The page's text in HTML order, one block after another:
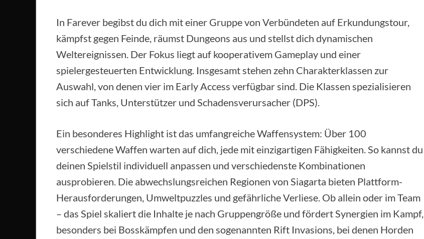
In Farever begibst du dich mit einer Gruppe von Verbündeten auf Erkundungstour,
kämpfst gegen Feinde, räumst Dungeons aus und stellst dich dynamischen
Weltereignissen. Der Fokus liegt auf kooperativem Gameplay und einer
spielergesteuerten Entwicklung. Insgesamt stehen zehn Charakterklassen zur
Auswahl, von denen vier im Early Access verfügbar sind. Die Klassen spezialisieren
sich auf Tanks, Unterstützer und Schadensverursacher (DPS).
Ein besonderes Highlight ist das umfangreiche Waffensystem: Über 100
verschiedene Waffen warten auf dich, jede mit einzigartigen Fähigkeiten. So kannst du
deinen Spielstil individuell anpassen und verschiedenste Kombinationen
ausprobieren. Die abwechslungsreichen Regionen von Siagarta bieten Plattform-
Herausforderungen, Umweltpuzzles und gefährliche Verliese. Ob allein oder im Team
– das Spiel skaliert die Inhalte je nach Gruppengröße und fördert Synergien im Kampf,
besonders bei Bosskämpfen und den sogenannten Rift Invasions, bei denen Horden